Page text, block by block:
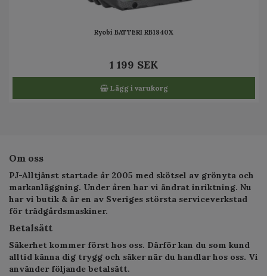
Ryobi BATTERI RB1840X
1 199 SEK
Lägg i varukorg
Om oss
PJ-Alltjänst startade år 2005 med skötsel av grönyta och
markanläggning. Under åren har vi ändrat inriktning. Nu
har vi butik & är en av Sveriges största serviceverkstad
för trädgårdsmaskiner.
Betalsätt
Säkerhet kommer först hos oss. Därför kan du som kund
alltid känna dig trygg och säker när du handlar hos oss. Vi
använder följande betalsätt.